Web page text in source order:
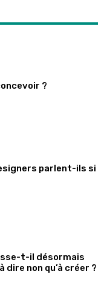
?
parlent-ils si
t-il désormais
dire non qu’à créer ?